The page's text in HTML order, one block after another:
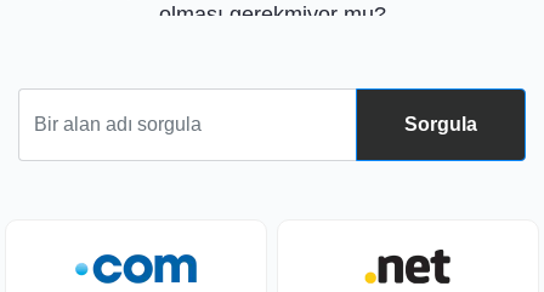
olması gerekmiyor mu?
Sorgula